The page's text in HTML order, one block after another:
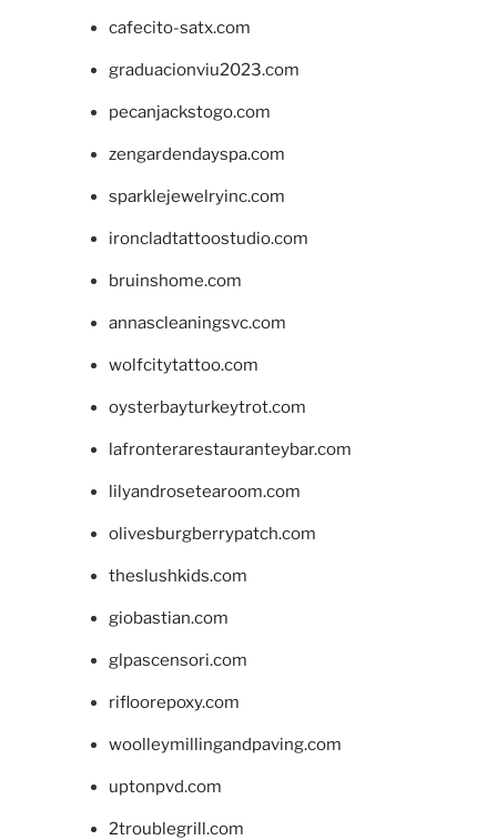
cafecito-satx.com
graduacionviu2023.com
pecanjackstogo.com
zengardendayspa.com
sparklejewelryinc.com
ironcladtattoostudio.com
bruinshome.com
annascleaningsvc.com
wolfcitytattoo.com
oysterbayturkeytrot.com
lafronterarestauranteybar.com
lilyandrosetearoom.com
olivesburgberrypatch.com
theslushkids.com
giobastian.com
glpascensori.com
rifloorepoxy.com
woolleymillingandpaving.com
uptonpvd.com
2troublegrill.com